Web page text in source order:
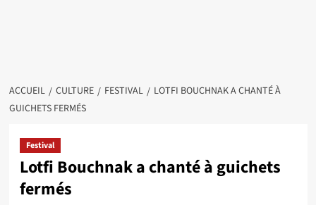
ACCUEIL CULTURE FESTIVAL
LOTFI BOUCHNAK A CHANTÉ À
GUICHETS FERMÉS
Festival
Lotfi Bouchnak a chanté à guichets
fermés